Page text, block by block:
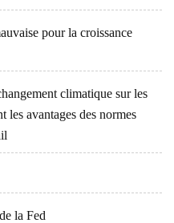
pour la croissance
climatique sur les
les avantages des normes
la Fed